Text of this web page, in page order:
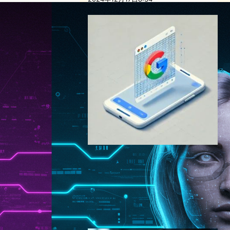
Google Photos、AI編集に目
に見えない透かし技術
「SynthID」を導入 ─ デジタ
ル時代の真正性を確保
AI（人工知能）ニュース
2025年2月7日14:07